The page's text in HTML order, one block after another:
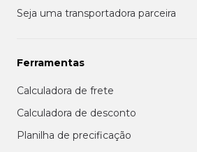
Seja uma transportadora parceira
Ferramentas
Calculadora de frete
Calculadora de desconto
Planilha de precificação